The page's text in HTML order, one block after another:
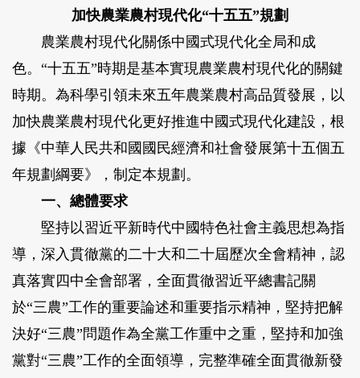
加快農業農村現代化“十五五”規劃
農業農村現代化關係中國式現代化全局和成
色。“十五五”時期是基本實現農業農村現代化的關鍵
時期。為科學引領未來五年農業農村高品質發展，以
加快農業農村現代化更好推進中國式現代化建設，根
據《中華人民共和國國民經濟和社會發展第十五個五
年規劃綱要》，制定本規劃。
一、總體要求
堅持以習近平新時代中國特色社會主義思想為指
導，深入貫徹黨的二十大和二十屆歷次全會精神，認
真落實四中全會部署，全面貫徹習近平總書記關
於“三農”工作的重要論述和重要指示精神，堅持把解
決好“三農”問題作為全黨工作重中之重，堅持和加強
黨對“三農”工作的全面領導，完整準確全面貫徹新發